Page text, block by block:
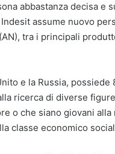
abbastanza decisa e
assume nuovo
tra i principali
e la Russia,
ricerca di diverse
o che siano giovani alla
classe economico